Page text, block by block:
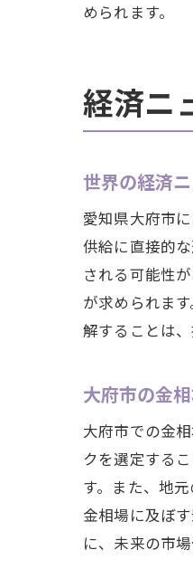
められます。
経済ニ
世界の経済
愛知県大府市
供給に直接的
される可能性
が求められま
解することは
大府市の金
大府市での金
クを選定する
す。また、地
金相場に及ぼ
に、未来の市